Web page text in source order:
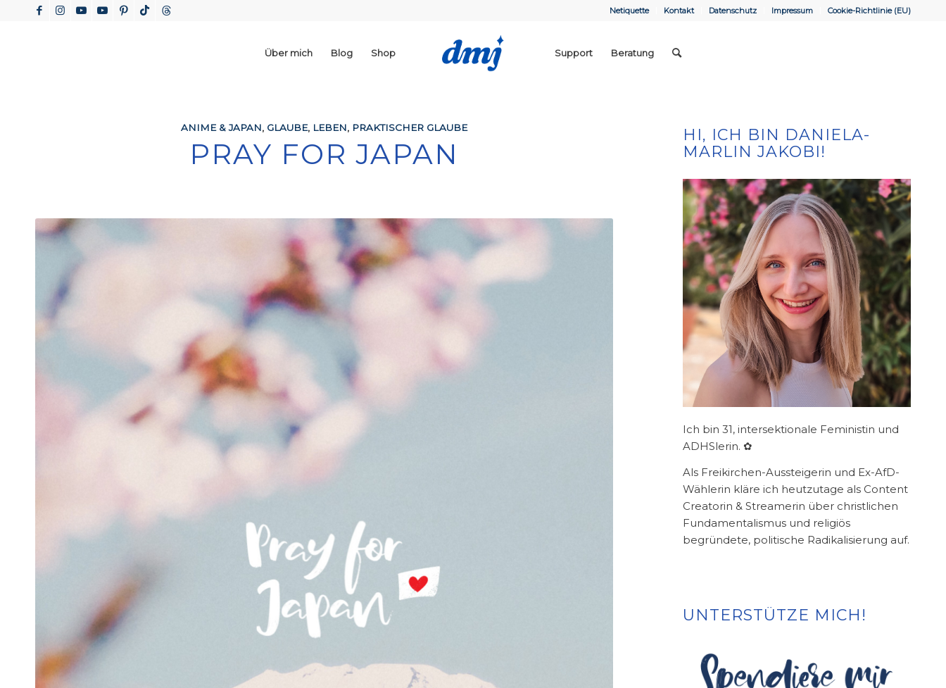
Netiquette Kontakt Datenschutz Impressum Cookie-Richtlinie (EU)
Über mich Blog Shop Support Beratung
ANIME & JAPAN, GLAUBE, LEBEN, PRAKTISCHER GLAUBE
PRAY FOR JAPAN
HI, ICH BIN DANIELA-
MARLIN JAKOBI!
Ich bin 31, intersektionale Feministin und
ADHSlerin. ✿
Als Freikirchen-Aussteigerin und Ex-AfD-
Wählerin kläre ich heutzutage als Content
Creatorin & Streamerin über christlichen
Fundamentalismus und religiös
begründete, politische Radikalisierung auf.
UNTERSTÜTZE MICH!